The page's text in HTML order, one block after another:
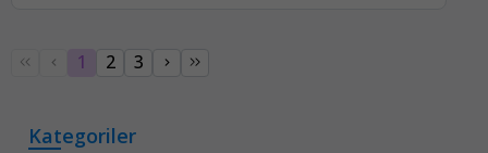
1 2 3
Kategoriler